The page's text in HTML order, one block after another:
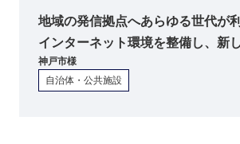
地域の発信拠点へあらゆる世代が
インターネット環境を整備し、新
神戸市様
自治体・公共施設